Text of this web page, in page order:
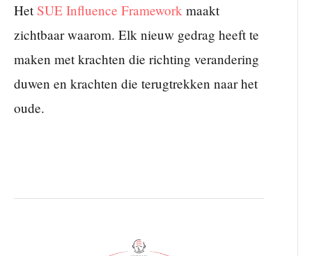
Het SUE Influence Framework maakt
zichtbaar waarom. Elk nieuw gedrag heeft te
maken met krachten die richting verandering
duwen en krachten die terugtrekken naar het
oude.